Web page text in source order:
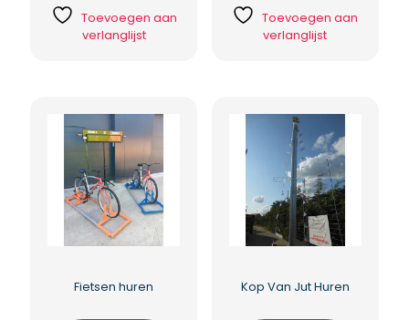
Toevoegen aan
verlanglijst
Toevoegen aan
verlanglijst
Fietsen huren Kop Van Jut Huren